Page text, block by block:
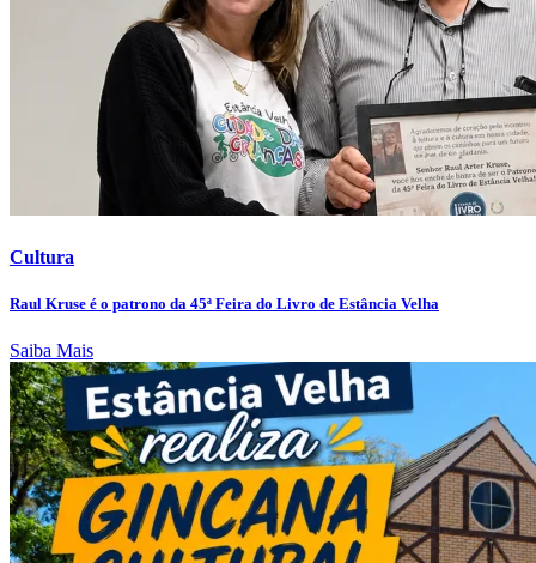
Cultura
Raul Kruse é o patrono da 45ª Feira do Livro de Estância Velha
Saiba Mais